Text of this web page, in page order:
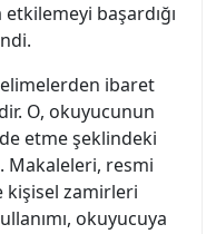
başardığı
ibaret
O, okuyucunun
etme şeklindeki
Makaleleri, resmi
kişisel zamirleri
okuyucuya